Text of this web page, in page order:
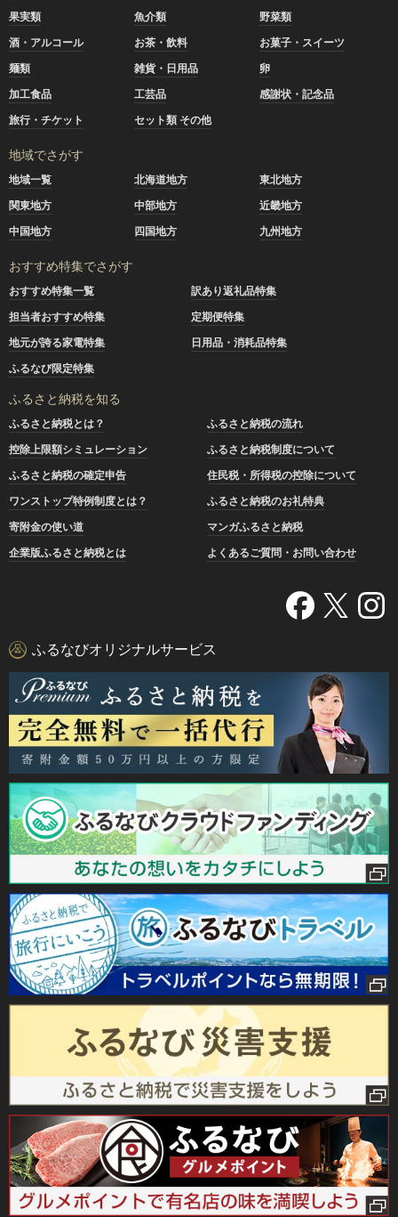
果実類
魚介類
野菜類
酒・アルコール
お茶・飲料
お菓子・スイーツ
麺類
雑貨・日用品
卵
加工食品
工芸品
感謝状・記念品
旅行・チケット
セット類 その他
地域でさがす
地域一覧 北海道地方
東北地方
関東地方
中部地方
近畿地方
中国地方
四国地方 九州地方
おすすめ特集でさがす
おすすめ特集一覧
訳あり返礼品特集
担当者おすすめ特集
定期便特集
地元が誇る家電特集
日用品・消耗品特集
ふるなび限定特集
ふるさと納税を知る
ふるさと納税とは？
ふるさと納税の流れ
控除上限額シミュレーション
ふるさと納税制度について
ふるさと納税の確定申告
住民税・所得税の控除について
ワンストップ特例制度とは？
ふるさと納税のお礼特典
寄附金の使い道
マンガふるさと納税
企業版ふるさと納税とは
よくあるご質問・お問い合わせ
ふるなびオリジナルサービス